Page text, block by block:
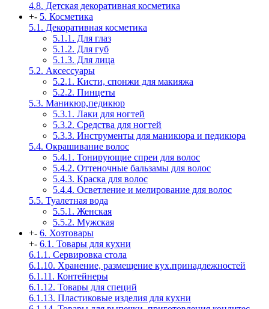
4.8. Детская декоративная косметика
+- 5. Косметика
5.1. Декоративная косметика
5.1.1. Для глаз
5.1.2. Для губ
5.1.3. Для лица
5.2. Аксессуары
5.2.1. Кисти, спонжи для макияжа
5.2.2. Пинцеты
5.3. Маникюр,педикюр
5.3.1. Лаки для ногтей
5.3.2. Средства для ногтей
5.3.3. Инструменты для маникюра и педикюра
5.4. Окрашивание волос
5.4.1. Тонирующие спреи для волос
5.4.2. Оттеночные бальзамы для волос
5.4.3. Краска для волос
5.4.4. Осветление и мелирование для волос
5.5. Туалетная вода
5.5.1. Женская
5.5.2. Мужская
+- 6. Хозтовары
+- 6.1. Товары для кухни
6.1.1. Сервировка стола
6.1.10. Хранение, размещение кух.принадлежностей
6.1.11. Контейнеры
6.1.12. Товары для специй
6.1.13. Пластиковые изделия для кухни